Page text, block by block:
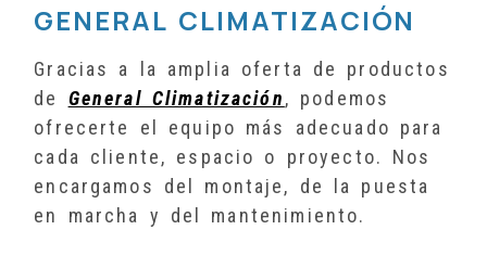
GENERAL CLIMATIZACIÓN
Gracias a la amplia oferta de productos
de General Climatización, podemos
ofrecerte el equipo más adecuado para
cada cliente, espacio o proyecto. Nos
encargamos del montaje, de la puesta
en marcha y del mantenimiento.